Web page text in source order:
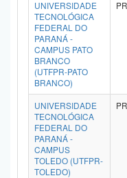
UNIVERSIDADE
TECNOLÓGICA
FEDERAL DO
PARANÁ -
CAMPUS PATO
BRANCO
(UTFPR-PATO
BRANCO)
PR
UNIVERSIDADE
TECNOLÓGICA
FEDERAL DO
PARANÁ -
CAMPUS
TOLEDO (UTFPR-
TOLEDO)
PR